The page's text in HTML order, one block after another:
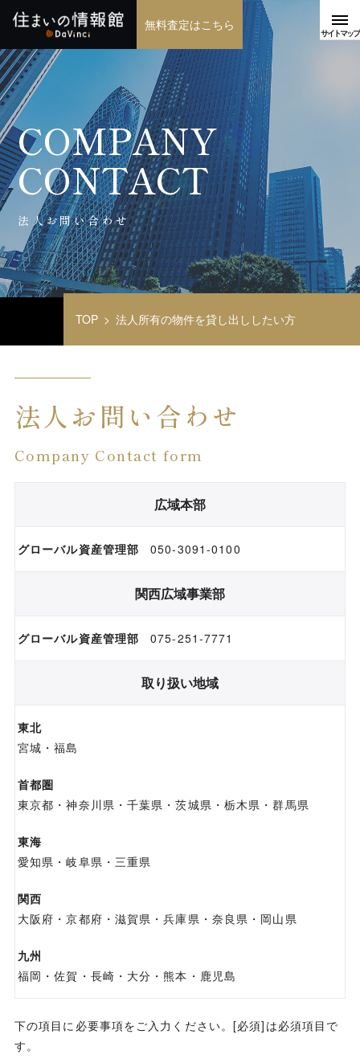
無料査定はこちら
法人お問い合わせ
COMPANY
CONTACT
TOP 法人所有の物件を貸し出ししたい方
法人お問い合わせ
Company Contact form
広域本部
グローバル資産管理部 050-3091-0100
関西広域事業部
グローバル資産管理部 075-251-7771
取り扱い地域
東北
宮城・福島
首都圏
東京都・神奈川県・千葉県・茨城県・栃木県・群馬県
東海
愛知県・岐阜県・三重県
関西
大阪府・京都府・滋賀県・兵庫県・奈良県・岡山県
九州
福岡・佐賀・長崎・大分・熊本・鹿児島
下の項目に必要事項をご入力ください。[必須] は必須項目で
す。